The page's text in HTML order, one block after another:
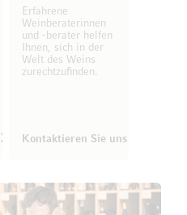
Erfahrene
Weinberaterinnen
und -berater helfen
Ihnen, sich in der
Welt des Weins
zurechtzufinden.
Kontaktieren Sie uns